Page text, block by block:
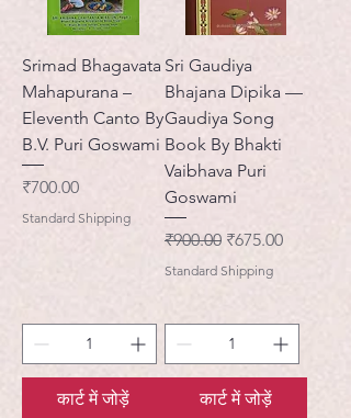
Srimad Bhagavata
Mahapurana –
Eleventh Canto By
B.V. Puri Goswami
मूल्य
₹700.00
Standard Shipping
कार्ट में जोड़ें
Sri Gaudiya
Bhajana Dipika —
Gaudiya Song
Book By Bhakti
Vaibhava Puri
Goswami
नियमित मूल्य
₹900.00 बिक्री मूल्य
₹675.00
Standard Shipping
कार्ट में जोड़ें